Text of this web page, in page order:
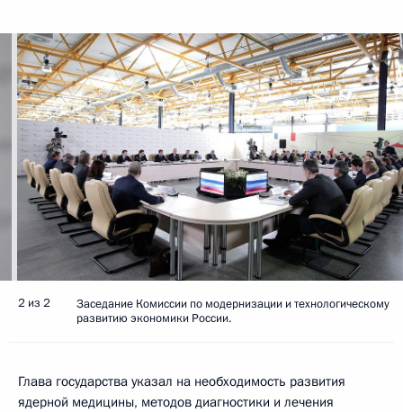
2 из 2
Заседание Комиссии по модернизации и технологическому
развитию экономики России.
Глава государства указал на необходимость развития
ядерной медицины, методов диагностики и лечения